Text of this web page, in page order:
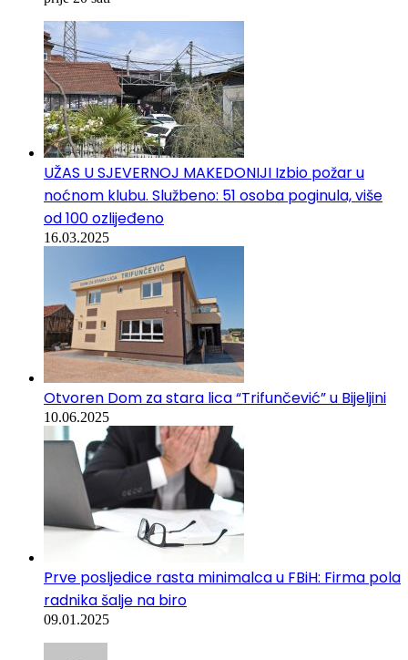
UŽAS U SJEVERNOJ MAKEDONIJI Izbio požar u
noćnom klubu. Službeno: 51 osoba poginula, više
od 100 ozlijeđeno
16.03.2025
Otvoren Dom za stara lica “Trifunčević” u Bijeljini
10.06.2025
Prve posljedice rasta minimalca u FBiH: Firma pola
radnika šalje na biro
09.01.2025